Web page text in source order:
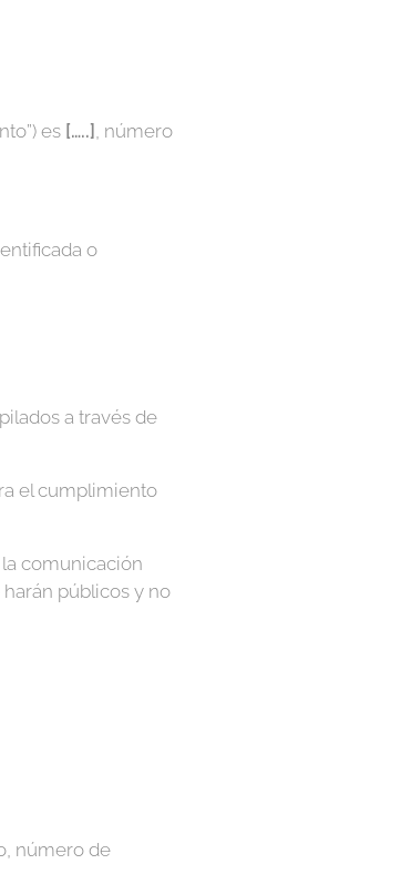
es […..] , número
o
a través de
el cumplimiento
comunicación
públicos y no
número de